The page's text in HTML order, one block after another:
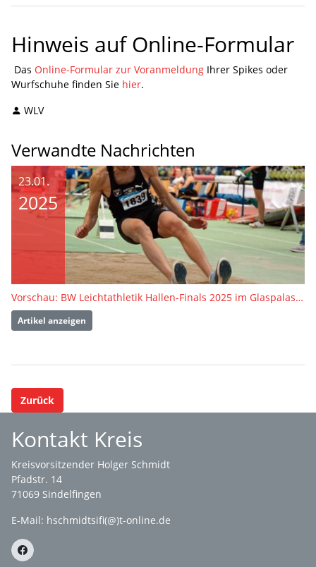
Hinweis auf Online-Formular
Das Online-Formular zur Voranmeldung Ihrer Spikes oder
Wurfschuhe finden Sie hier.
WLV
Verwandte Nachrichten
23.01.
2025
Vorschau: BW Leichtathletik Hallen-Finals 2025 im Glaspalast Sindelfingen
Artikel anzeigen
Zurück
Kontakt Kreis
Kreisvorsitzender Holger Schmidt
Pfadstr. 14
71069 Sindelfingen
E-Mail: hschmidtsifi(@)t-online.de